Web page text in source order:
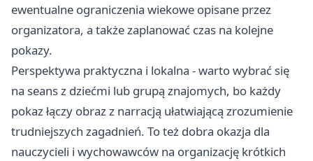
ewentualne ograniczenia wiekowe opisane przez
organizatora, a także zaplanować czas na kolejne
pokazy.
Perspektywa praktyczna i lokalna - warto wybrać się
na seans z dziećmi lub grupą znajomych, bo każdy
pokaz łączy obraz z narracją ułatwiającą zrozumienie
trudniejszych zagadnień. To też dobra okazja dla
nauczycieli i wychowawców na organizację krótkich